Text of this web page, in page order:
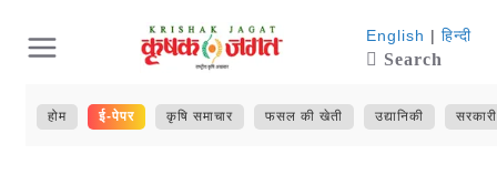
content
English | हिन्दी
Search
होम ई-पेपर कृषि समाचार फसल की खेती उद्यानिकी